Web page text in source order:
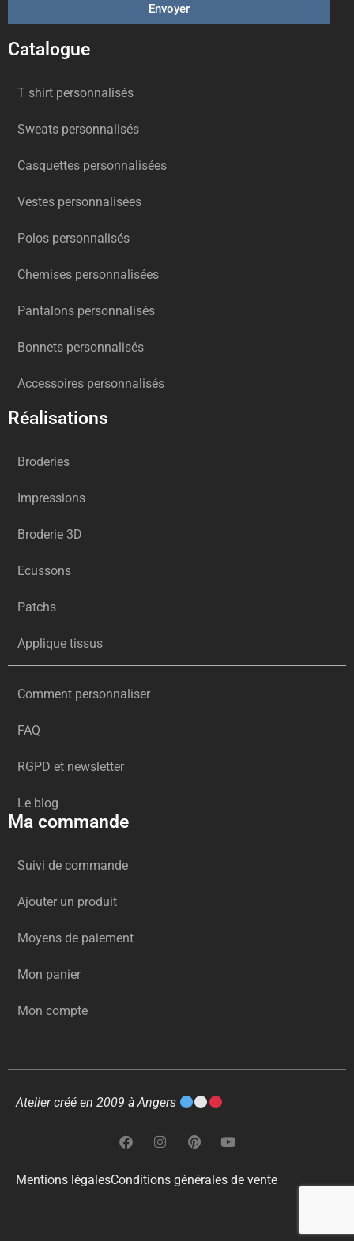
Envoyer
Catalogue
T shirt personnalisés
Sweats personnalisés
Casquettes personnalisées
Vestes personnalisées
Polos personnalisés
Chemises personnalisées
Pantalons personnalisés
Bonnets personnalisés
Accessoires personnalisés
Réalisations
Broderies
Impressions
Broderie 3D
Ecussons
Patchs
Applique tissus
Comment personnaliser
FAQ
RGPD et newsletter
Le blog
Ma commande
Suivi de commande
Ajouter un produit
Moyens de paiement
Mon panier
Mon compte
Atelier créé en 2009 à Angers
Mentions légalesConditions générales de vente